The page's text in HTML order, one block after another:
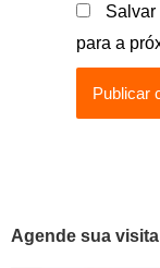
Salvar
para a
Agende sua visita